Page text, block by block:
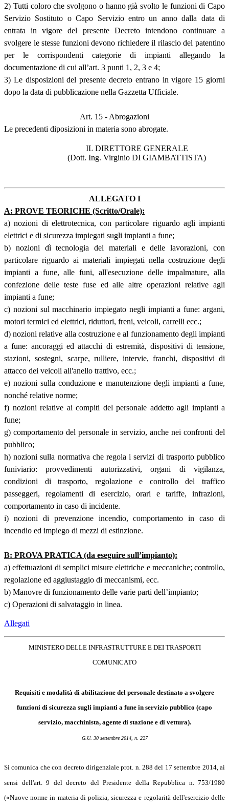
2) Tutti coloro che svolgono o hanno già svolto le funzioni di Capo
Servizio Sostituto o Capo Servizio entro un anno dalla data di
entrata in vigore del presente Decreto intendono continuare a
svolgere le stesse funzioni devono richiedere il rilascio del patentino
per le corrispondenti categorie di impianti allegando la
documentazione di cui all’art. 3 punti 1, 2, 3 e 4;
3) Le disposizioni del presente decreto entrano in vigore 15 giorni
dopo la data di pubblicazione nella Gazzetta Ufficiale.
Art. 15 - Abrogazioni
Le precedenti diposizioni in materia sono abrogate.
IL DIRETTORE GENERALE
(Dott. Ing. Virginio DI GIAMBATTISTA)
ALLEGATO I
A: PROVE TEORICHE (Scritto/Orale):
a) nozioni di elettrotecnica, con particolare riguardo agli impianti
elettrici e di sicurezza impiegati sugli impianti a fune;
b) nozioni dì tecnologia dei materiali e delle lavorazioni, con
particolare riguardo ai materiali impiegati nella costruzione degli
impianti a fune, alle funi, all'esecuzione delle impalmature, alla
confezione delle teste fuse ed alle altre operazioni relative agli
impianti a fune;
c) nozioni sul macchinario impiegato negli impianti a fune: argani,
motori termici ed elettrici, riduttori, freni, veicoli, carrelli ecc.;
d) nozioni relative alla costruzione e al funzionamento degli impianti
a fune: ancoraggi ed attacchi di estremità, dispositivi di tensione,
stazioni, sostegni, scarpe, rulliere, intervie, franchi, dispositivi di
attacco dei veicoli all'anello trattivo, ecc.;
e) nozioni sulla conduzione e manutenzione degli impianti a fune,
nonché relative norme;
f) nozioni relative ai compiti del personale addetto agli impianti a
fune;
g) comportamento del personale in servizio, anche nei confronti del
pubblico;
h) nozioni sulla normativa che regola i servizi di trasporto pubblico
funiviario: provvedimenti autorizzativi, organi di vigilanza,
condizioni di trasporto, regolazione e controllo del traffico
passeggeri, regolamenti di esercizio, orari e tariffe, infrazioni,
comportamento in caso di incidente.
i) nozioni di prevenzione incendio, comportamento in caso di
incendio ed impiego di mezzi di estinzione.
B: PROVA PRATICA (da eseguire sull’impianto):
a) effettuazioni di semplici misure elettriche e meccaniche; controllo,
regolazione ed aggiustaggio di meccanismi, ecc.
b) Manovre di funzionamento delle varie parti dell’impianto;
c) Operazioni di salvataggio in linea.
Allegati
MINISTERO DELLE INFRASTRUTTURE E DEI TRASPORTI
COMUNICATO
Requisiti e modalità di abilitazione del personale destinato a svolgere
funzioni di sicurezza sugli impianti a fune in servizio pubblico (capo
servizio, macchinista, agente di stazione e di vettura).
G.U. 30 settembre 2014, n. 227
Si comunica che con decreto dirigenziale prot. n. 288 del 17 settembre 2014, ai
sensi dell'art. 9 del decreto del Presidente della Repubblica n. 753/1980
(«Nuove norme in materia di polizia, sicurezza e regolarità dell'esercizio delle